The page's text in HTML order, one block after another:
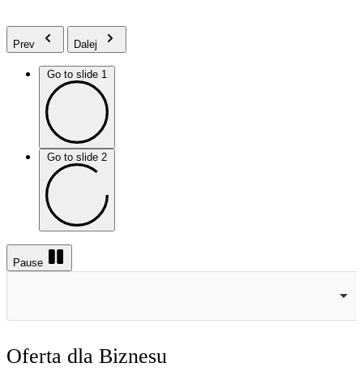
Prev Dalej
Go to slide 1
Go to slide 2
Pause
Oferta dla Biznesu